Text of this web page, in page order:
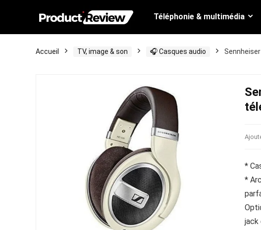
Téléphonie & multimédia
Accueil TV, image & son 🎧 Casques audio
*
*
jack